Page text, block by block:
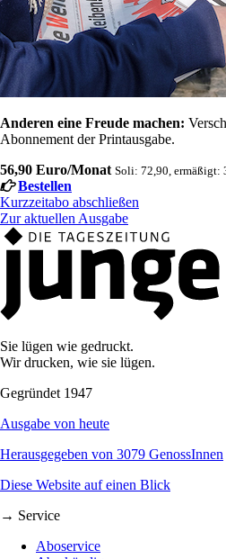
Anderen eine Freude machen:
Abonnement der Printausgabe.
56,90 Euro/Monat Soli: 72,90, ermäßigt:
Bestellen
Kurzzeitabo abschließen
Zur aktuellen Ausgabe
Sie lügen wie gedruckt.
Wir drucken, wie sie lügen.
Gegründet 1947
Ausgabe von heute
Herausgegeben von 3079 GenossInnen
Diese Website auf einen Blick
→ Service
Aboservice